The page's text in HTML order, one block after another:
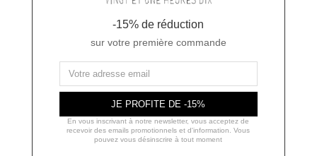
-15% de réduction
sur votre première commande
JE PROFITE DE -15%
En vous inscrivant à notre newsletter, vous acceptez de
recevoir des emails promotionnels et d'information. Vous
pouvez vous désinscrire à tout moment